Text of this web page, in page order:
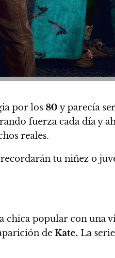
por los 80 y parecía
fuerza cada día y
reales.
tu niñez o
chica popular con una
de Kate. La